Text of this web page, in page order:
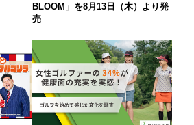
BLOOM」を8月13日（木）より発
売